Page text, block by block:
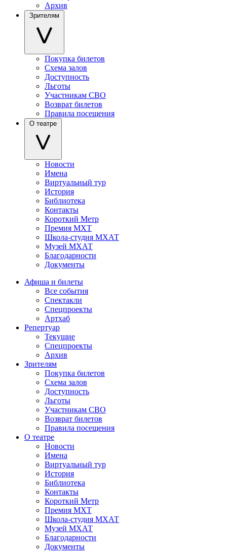
Архив
Зрителям
Покупка билетов
Схема залов
Доступность
Льготы
Участникам СВО
Возврат билетов
Правила посещения
О театре
Новости
Имена
Виртуальный тур
История
Библиотека
Контакты
Короткий Метр
Премия МХТ
Школа-студия МХАТ
Музей МХАТ
Благодарности
Документы
Афиша и билеты
Все события
Спектакли
Спецпроекты
Артхаб
Репертуар
Текущие
Спецпроекты
Архив
Зрителям
Покупка билетов
Схема залов
Доступность
Льготы
Участникам СВО
Возврат билетов
Правила посещения
О театре
Новости
Имена
Виртуальный тур
История
Библиотека
Контакты
Короткий Метр
Премия МХТ
Школа-студия МХАТ
Музей МХАТ
Благодарности
Документы